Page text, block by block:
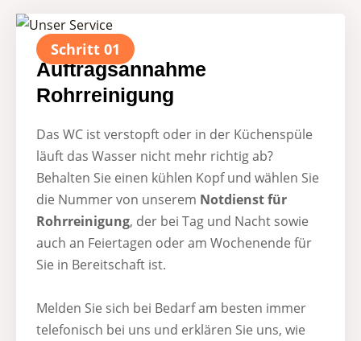
Schritt 01
Auftragsannahme
Rohrreinigung​
Das WC ist verstopft oder in der Küchenspüle
läuft das Wasser nicht mehr richtig ab?
Behalten Sie einen kühlen Kopf und wählen Sie
die Nummer von unserem Notdienst für
Rohrreinigung, der bei Tag und Nacht sowie
auch an Feiertagen oder am Wochenende für
Sie in Bereitschaft ist.
Melden Sie sich bei Bedarf am besten immer
telefonisch bei uns und erklären Sie uns, wie